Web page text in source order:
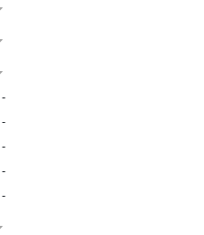
-
-
-
-
-